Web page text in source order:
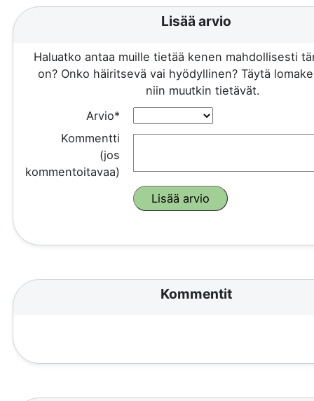
Lisää arvio
Haluatko antaa muille tietää kenen mahdollisesti
on? Onko häiritsevä vai hyödyllinen? Täytä
niin muutkin tietävät.
Arvio*
Kommentti
(jos
kommentoitavaa)
Kommentit